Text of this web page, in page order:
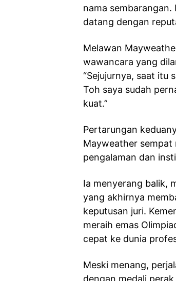
nama sembarangan.
datang dengan
Melawan
wawancara yang
“Sejujurnya, saat itu
Toh saya sudah
kuat.”
Pertarungan
Mayweather sempat
pengalaman dan
Ia menyerang balik,
yang akhirnya
keputusan juri.
meraih emas
cepat ke dunia
Meski menang,
dengan medali